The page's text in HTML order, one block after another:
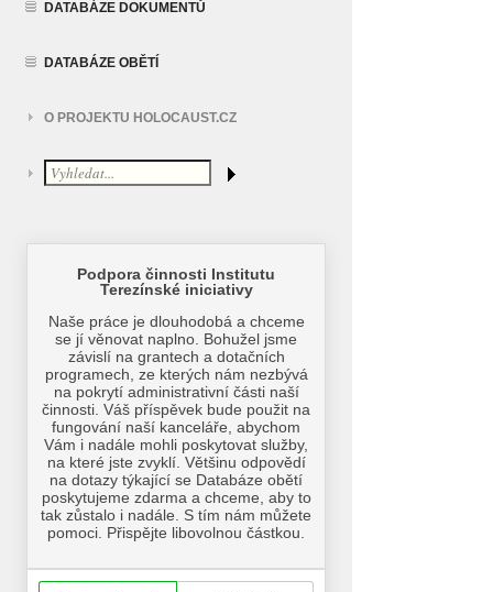
DATABÁZE DOKUMENTŮ
DATABÁZE OBĚTÍ
O PROJEKTU HOLOCAUST.CZ